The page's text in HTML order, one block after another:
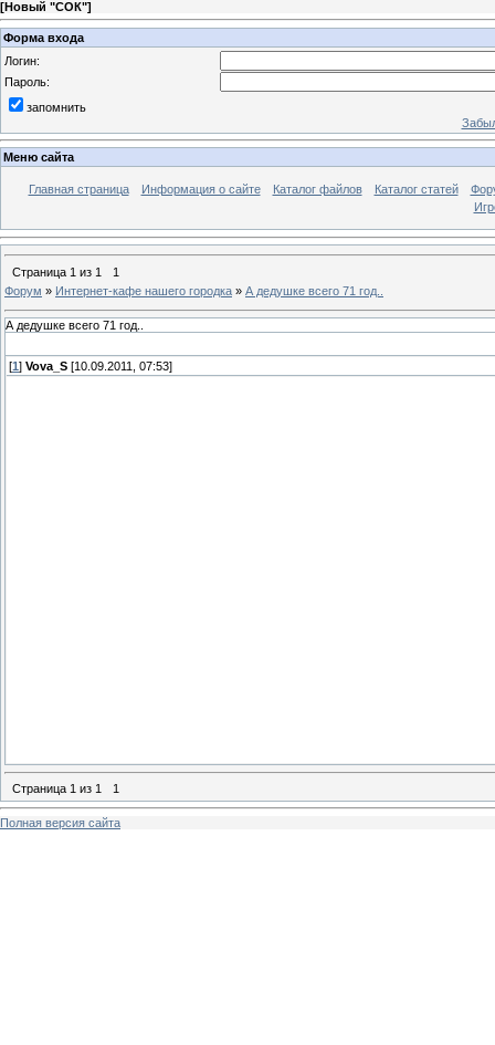
[Новый "СОК"]
Форма входа
Логин:
Пароль:
запомнить
Меню сайта
Главная страница Информация о сайте Каталог файлов Каталог статей
Страница 1 из 1
1
Форум » Интернет-кафе нашего городка » А дедушке всего 71 год..
А дедушке всего 71 год..
[1 ] Vova_S [10.09.2011, 07:53]
Страница 1 из 1 1
Полная версия сайта